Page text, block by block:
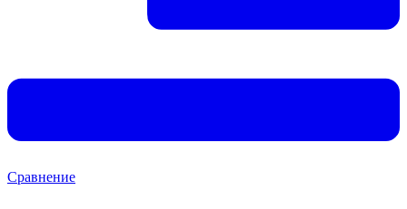
Сравнение